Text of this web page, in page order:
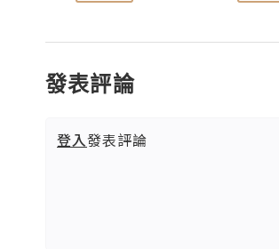
發表評論
登入發表評論